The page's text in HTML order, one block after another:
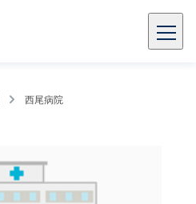
西尾病院